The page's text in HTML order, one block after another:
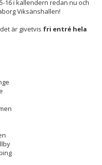
16 i kallendern redan nu och
Viksänshallen!
är givetvis fri entré hela